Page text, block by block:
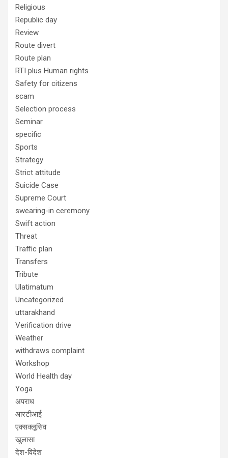
Religious
Republic day
Review
Route divert
Route plan
RTI plus Human rights
Safety for citizens
scam
Selection process
Seminar
specific
Sports
Strategy
Strict attitude
Suicide Case
Supreme Court
swearing-in ceremony
Swift action
Threat
Traffic plan
Transfers
Tribute
Ulatimatum
Uncategorized
uttarakhand
Verification drive
Weather
withdraws complaint
Workshop
World Health day
Yoga
अपराध
आरटीआई
एक्सक्लूसिव
खुलासा
देश-विदेश